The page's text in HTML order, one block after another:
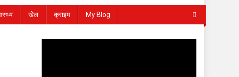
खेल क्राइम My Blog